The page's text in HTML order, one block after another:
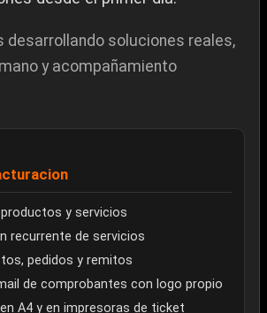
desarrollando soluciones reales,
y acompañamiento
productos y servicios
recurrente de servicios
pedidos y remitos
de comprobantes con logo propio
A4 y en impresoras de ticket